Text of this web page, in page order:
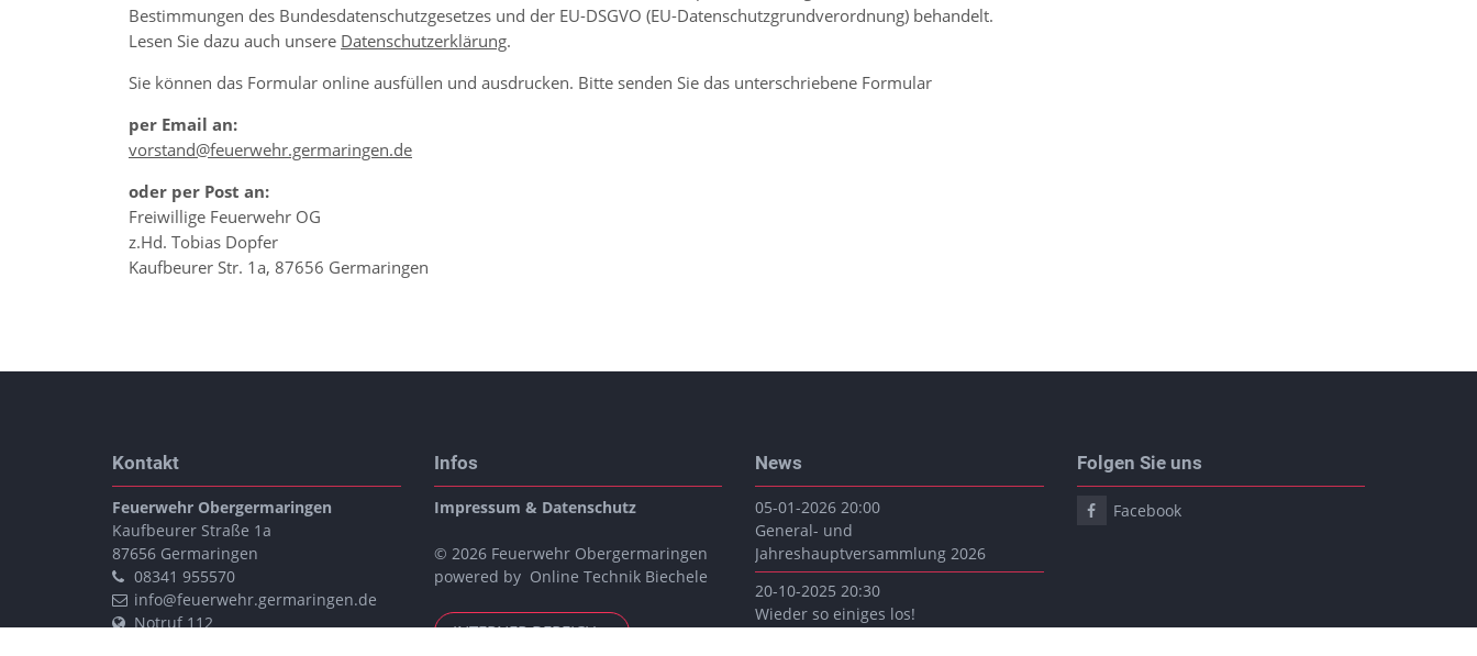
Bestim­mungen des Bundes­daten­schutz­gesetzes und der EU-DSGVO (EU-Daten­schutz­grund­ver­ord­nung) behan­delt.
Lesen Sie dazu auch unsere Daten­schutz­erklärung.
Sie können das Formular online ausfüllen und ausdrucken. Bitte senden Sie das unterschriebene Formular
per Email an:
vorstand@feuerwehr.germaringen.de
oder per Post an:
Freiwillige Feuerwehr OG
z.Hd. Tobias Dopfer
Kaufbeurer Str. 1a, 87656 Germaringen
Kontakt
Feuerwehr Obergermaringen
Kaufbeurer Straße 1a
87656 Germaringen
08341 955570
info@feuerwehr.germaringen.de
Notruf 112
Infos
Impressum & Datenschutz
© 2026 Feuerwehr Obergermaringen
powered by Online Technik Biechele
INTERNER BEREICH
News
05-01-2026 20:00
General- und
Jahreshauptversammlung 2026
20-10-2025 20:30
Wieder so einiges los!
Folgen Sie uns
Facebook